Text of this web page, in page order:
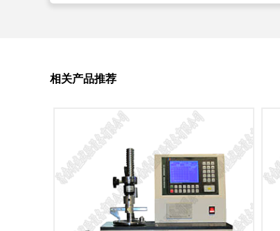
相关产品推荐